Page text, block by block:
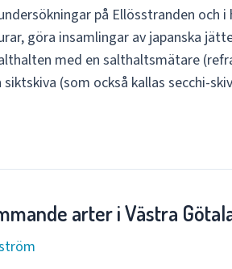
på Ellösstranden och
göra insamlingar av japanska
med en salthaltsmätare
(som också kallas secchi-
arter i Västra